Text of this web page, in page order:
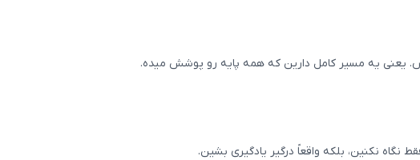
یعنی یه مسیر کامل دارین که همه پایه رو پوشش میده.
نکنین، بلکه واقعاً درگیر یادگیری بشین.